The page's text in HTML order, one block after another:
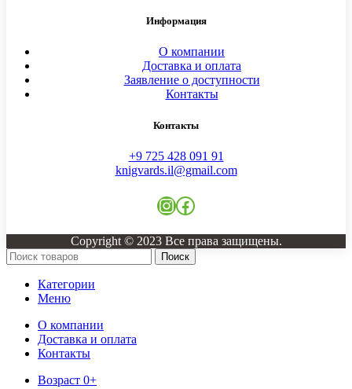
Информация
О компании
Доставка и оплата
Заявление о доступности
Контакты
Контакты
+9 725 428 091 91
knigvards.il@gmail.com
Instagram
Facebook
Copyright © 2023 Все права защищены.
Поиск
Категории
Меню
О компании
Доставка и оплата
Контакты
Возраст 0+